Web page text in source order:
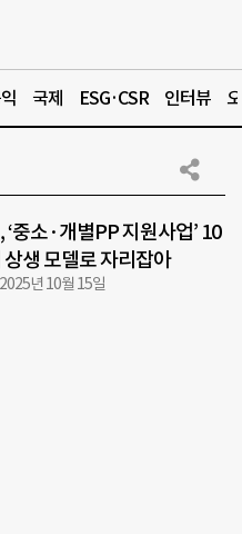
국제 ESG·CSR 인터뷰
‘중소·개별PP 지원사업’ 10
생 모델로 자리잡아
2025년 10월 15일